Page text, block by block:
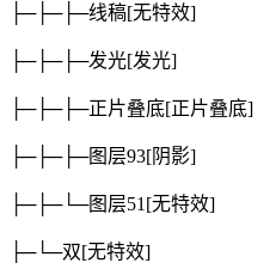
├─├─├─线稿[无特效]
├─├─├─发光[发光]
├─├─├─正片叠底[正片叠底]
├─├─├─图层93[阴影]
├─├─└─图层51 [无特效]
├─└─双[无特效]